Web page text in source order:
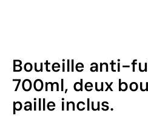
Bouteille anti-
700ml, deux
paille inclus.